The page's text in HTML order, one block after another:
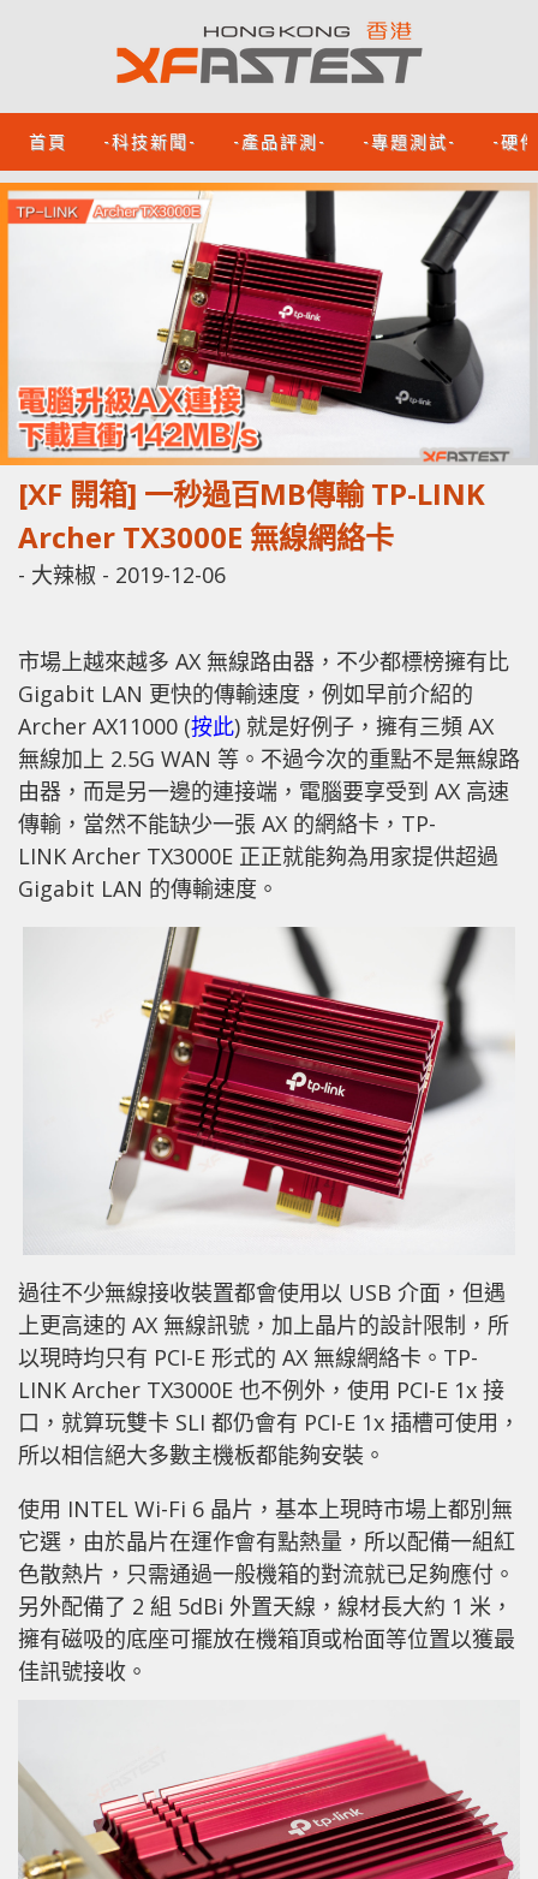
首頁 -科技新聞- -產品評測- -專題測試- -硬
[XF 開箱] 一秒過百MB傳輸 TP-LINK
Archer TX3000E 無線網絡卡
- 大辣椒 - 2019-12-06
市場上越來越多 AX 無線路由器，不少都標榜擁有比
Gigabit LAN 更快的傳輸速度，例如早前介紹的
Archer AX11000 (按此) 就是好例子，擁有三頻 AX
無線加上 2.5G WAN 等。不過今次的重點不是無線路
由器，而是另一邊的連接端，電腦要享受到 AX 高速
傳輸，當然不能缺少一張 AX 的網絡卡，TP-
LINK Archer TX3000E 正正就能夠為用家提供超過
Gigabit LAN 的傳輸速度。
過往不少無線接收裝置都會使用以 USB 介面，但遇
上更高速的 AX 無線訊號，加上晶片的設計限制，所
以現時均只有 PCI-E 形式的 AX 無線網絡卡。TP-
LINK Archer TX3000E 也不例外，使用 PCI-E 1x 接
口，就算玩雙卡 SLI 都仍會有 PCI-E 1x 插槽可使用，
所以相信絕大多數主機板都能夠安裝。
使用 INTEL Wi-Fi 6 晶片，基本上現時市場上都別無
它選，由於晶片在運作會有點熱量，所以配備一組紅
色散熱片，只需通過一般機箱的對流就已足夠應付。
另外配備了 2 組 5dBi 外置天線，線材長大約 1 米，
擁有磁吸的底座可擺放在機箱頂或枱面等位置以獲最
佳訊號接收。